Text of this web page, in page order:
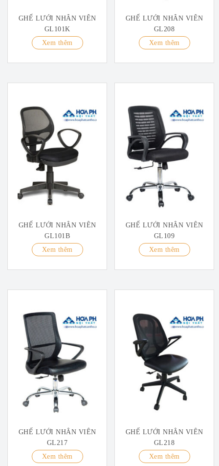
GHẾ LƯỚI NHÂN VIÊN
GL101K
Xem thêm
GHẾ LƯỚI NHÂN VIÊN
GL208
Xem thêm
GHẾ LƯỚI NHÂN VIÊN
GL101B
Xem thêm
GHẾ LƯỚI NHÂN VIÊN
GL109
Xem thêm
GHẾ LƯỚI NHÂN VIÊN
GL217
Xem thêm
GHẾ LƯỚI NHÂN VIÊN
GL218
Xem thêm